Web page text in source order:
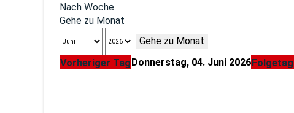
Nach Woche
Gehe zu Monat
Gehe zu Monat
Vorheriger TagDonnerstag, 04. Juni 2026Folgetag